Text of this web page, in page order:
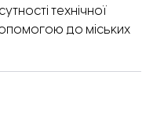
технічної
до міських